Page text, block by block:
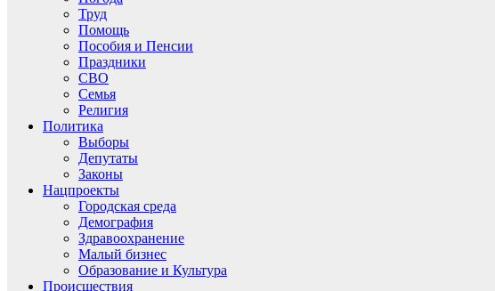
Труд
Помощь
Пособия и Пенсии
Праздники
СВО
Семья
Религия
Политика
Выборы
Депутаты
Законы
Нацпроекты
Городская среда
Демография
Здравоохранение
Малый бизнес
Образование и Культура
Происшествия